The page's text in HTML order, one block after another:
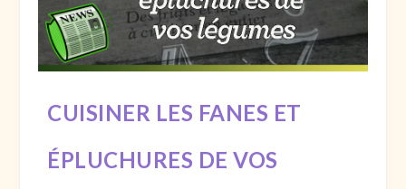
CUISINER LES FANES ET
ÉPLUCHURES DE VOS